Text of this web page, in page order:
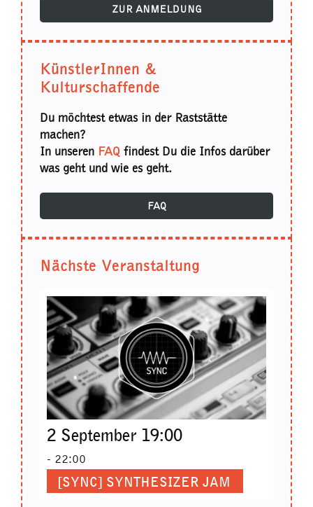
ZUR ANMELDUNG
KünstlerInnen &
Kulturschaffende
Du möchtest etwas in der Raststätte
machen?
In unseren FAQ findest Du die Infos darüber
was geht und wie es geht.
FAQ
Nächste Veranstaltung
2 September 19:00
- 22:00
[SYNC] SYNTHESIZER JAM